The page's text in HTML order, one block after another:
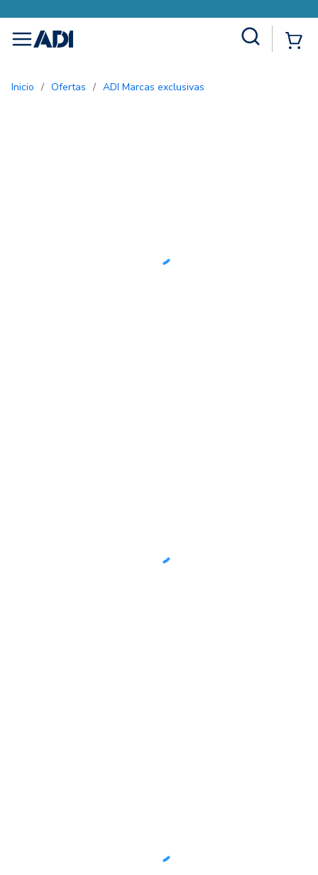
menu
Inicio / Ofertas / ADI Marcas exclusivas